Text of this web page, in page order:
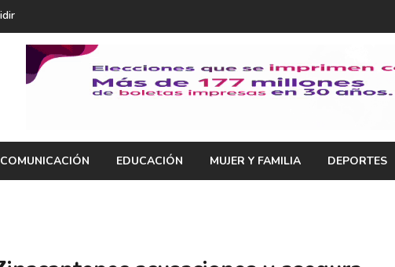
COMUNICACIÓN EDUCACIÓN MUJER Y FAMILIA DEPORTES